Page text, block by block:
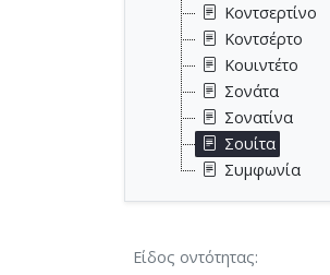
Κοντσερτίνο
Κοντσέρτο
Κουιντέτο
Σονάτα
Σονατίνα
Σουίτα
Συμφωνία
Είδος οντότητας